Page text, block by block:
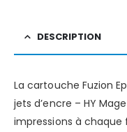
DESCRIPTION
La cartouche Fuzion
jets d’encre – HY
impressions à chaque